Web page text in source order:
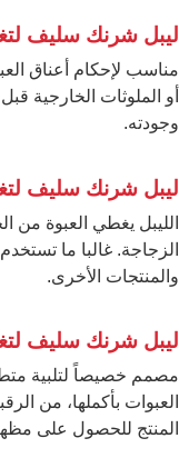
ليبل شرنك سليف
مناسب لإحكام أعناق
أو الملوثات الخارجية
وجودته.
ليبل شرنك سليف
الليبل يغطي العبوة من
الزجاجة. غالبا ما
والمنتجات الأخرى.
ليبل شرنك سليف
مصمم خصيصاً لتلبية
العبوات بأكملها، من
المنتج للحصول على